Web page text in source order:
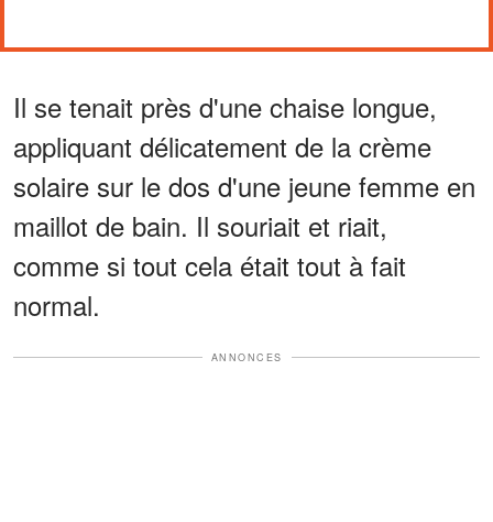
Il se tenait près d'une chaise longue,
appliquant délicatement de la crème
solaire sur le dos d'une jeune femme en
maillot de bain. Il souriait et riait,
comme si tout cela était tout à fait
normal.
ANNONCES